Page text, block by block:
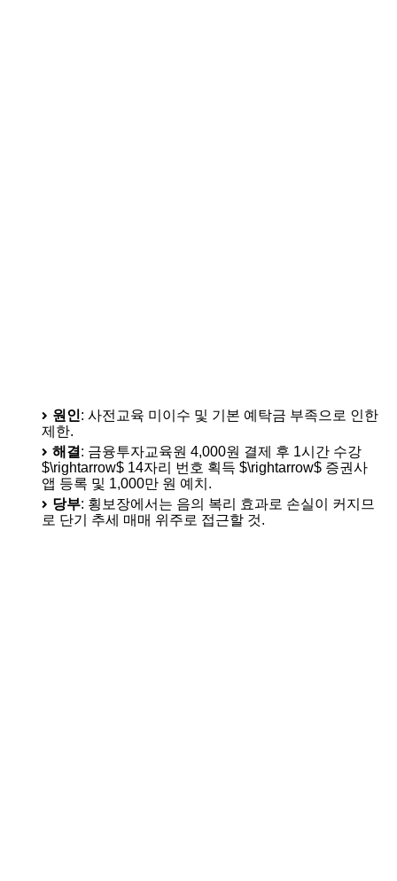
원인: 사전교육 미이수 및 기본 예탁금 부족으로 인한
제한.
해결 : 금융투자교육원 4,000원 결제 후 1시간 수강
$\rightarrow$ 14자리 번호 획득 $\rightarrow$ 증권사
앱 등록 및 1,000만 원 예치.
당부: 횡보장에서는 음의 복리 효과로 손실이 커지므
로 단기 추세 매매 위주로 접근할 것.